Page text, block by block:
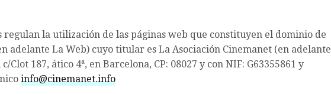
regulan la utilización de las páginas web que constituyen el dominio de
adelante La Web) cuyo titular es La Asociación Cinemanet (en adelante
187, ático 4ª, en Barcelona, CP: 08027 y con NIF: G63355861 y
info@cinemanet.info